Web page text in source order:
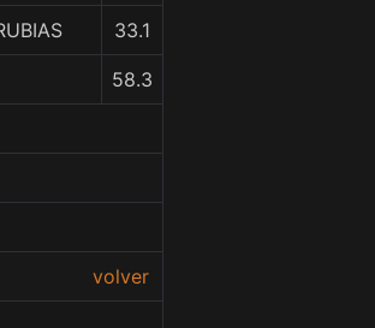
33.1
58.3
volver